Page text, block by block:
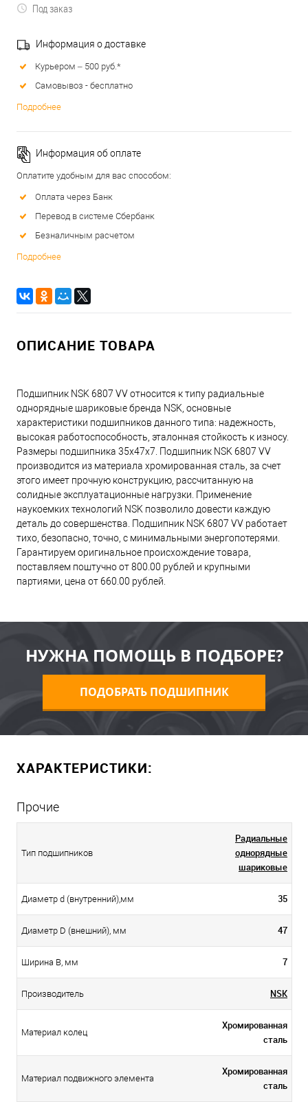
Под заказ
Информация о доставке
Курьером – 500 руб.*
Самовывоз - бесплатно
Подробнее
Информация об оплате
Оплатите удобным для вас способом:
Оплата через Банк
Перевод в системе Сбербанк
Безналичным расчетом
Подробнее
ОПИСАНИЕ ТОВАРА
Подшипник NSK 6807 VV относится к типу радиальные
однорядные шариковые бренда NSK, основные
характеристики подшипников данного типа: надежность,
высокая работоспособность, эталонная стойкость к износу.
Размеры подшипника 35x47x7. Подшипник NSK 6807 VV
производится из материала хромированная сталь, за счет
этого имеет прочную конструкцию, рассчитанную на
солидные эксплуатационные нагрузки. Применение
наукоемких технологий NSK позволило довести каждую
деталь до совершенства. Подшипник NSK 6807 VV работает
тихо, безопасно, точно, с минимальными энергопотерями.
Гарантируем оригинальное происхождение товара,
поставляем поштучно от 800.00 рублей и крупными
партиями, цена от 660.00 рублей.
НУЖНА ПОМОЩЬ В ПОДБОРЕ?
ПОДОБРАТЬ ПОДШИПНИК
ХАРАКТЕРИСТИКИ:
Прочие
Тип подшипников
Радиальные
однорядные
шариковые
Диаметр d (внутренний),мм 35
Диаметр D (внешний), мм 47
Ширина B, мм 7
Производитель NSK
Материал колец
Хромированная
сталь
Материал подвижного элемента
Хромированная
сталь